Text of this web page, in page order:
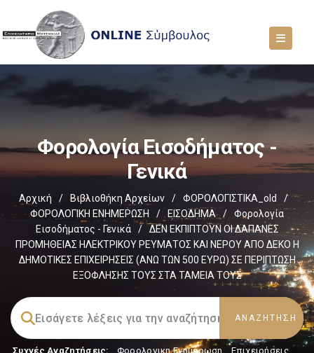
Φορολογία Εισοδήματος -
Γενικά
Αρχική / Βιβλιοθήκη Αρχείων / ΦΟΡΟΛΟΓΙΣΤΙΚΑ_old
/
ΦΟΡΟΛΟΓΙΚΗ ΕΝΗΜΕΡΩΣΗ
/ ΕΙΣΟΔΗΜΑ /
Φορολογία
Εισοδήματος - Γενικά
/
ΔΕΝ ΕΚΠΙΠΤΟΥΝ ΟΙ ΔΑΠΑΝΕΣ
ΠΡΟΜΗΘΕΙΑΣ ΗΛΕΚΤΡΙΚΟΥ ΡΕΥΜΑΤΟΣ ΚΑΙ ΝΕΡΟΥ ΑΠΟ ΔΕΚΟ Η
ΔΗΜΟΤΙΚΕΣ ΕΠΙΧΕΙΡΗΣΕΙΣ (ΑΝΩ ΤΩΝ 500 ΕΥΡΩ) ΣΕ ΠΕΡΙΠΤΩΣΗ
ΕΞΟΦΛΗΣΗΣ ΤΟΥΣ ΣΤΑ ΤΑΜΕΙΑ ΤΟΥΣ
Συχνές Αναζητήσεις: Φορολογικη Ενημέρωση, Επιχειρήσεις